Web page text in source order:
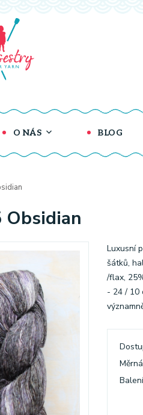
O NÁS BLOG
Luxusní
šátků,
/flax,
- 24 / 10